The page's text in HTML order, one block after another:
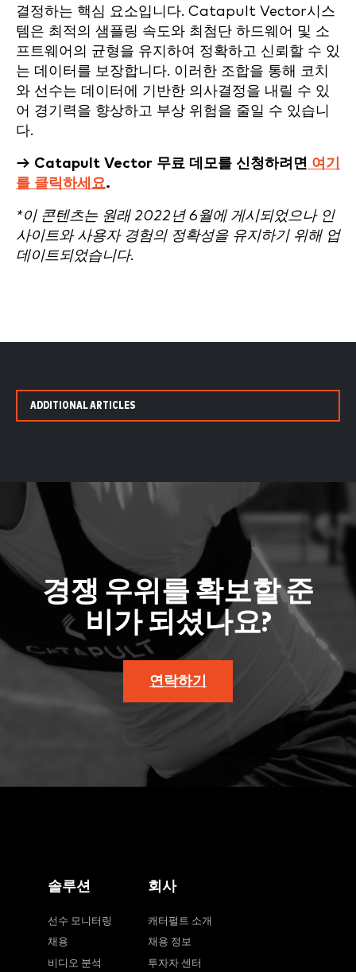
결정하는 핵심 요소입니다. Catapult Vector시스
템은 최적의 샘플링 속도와 최첨단 하드웨어 및 소
프트웨어의 균형을 유지하여 정확하고 신뢰할 수 있
는 데이터를 보장합니다. 이러한 조합을 통해 코치
와 선수는 데이터에 기반한 의사결정을 내릴 수 있
어 경기력을 향상하고 부상 위험을 줄일 수 있습니
다.
→ Catapult Vector 무료 데모를 신청하려면 여기
를 클릭하세요.
*이 콘텐츠는 원래 2022년 6월에 게시되었으나 인
사이트와 사용자 경험의 정확성을 유지하기 위해 업
데이트되었습니다.
ADDITIONAL ARTICLES
경쟁 우위를 확보할 준
비가 되셨나요?
연락하기
솔루션
선수 모니터링
채용
비디오 분석
회사
캐터펄트 소개
채용 정보
투자자 센터